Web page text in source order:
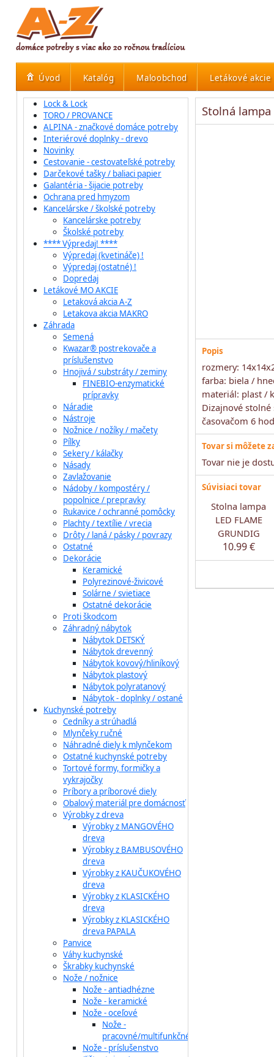
Úvod Katalóg Maloobchod Letákové akcie
Lock & Lock
TORO / PROVANCE
ALPINA - značkové domáce potreby
Interiérové doplnky - drevo
Novinky
Cestovanie - cestovateľské potreby
Darčekové tašky / baliaci papier
Galantéria - šijacie potreby
Ochrana pred hmyzom
Kancelárske / školské potreby
Kancelárske potreby
Školské potreby
**** Výpredaj! ****
Výpredaj (kvetináče) !
Výpredaj (ostatné) !
Dopredaj
Letákové MO AKCIE
Letaková akcia A-Z
Letakova akcia MAKRO
Záhrada
Semená
Kwazar® postrekovače a
príslušenstvo
Hnojivá / substráty / zeminy
FINEBIO-enzymatické
prípravky
Náradie
Nástroje
Nožnice / nožíky / mačety
Pílky
Sekery / kálačky
Násady
Zavlažovanie
Nádoby / kompostéry /
popolnice / prepravky
Rukavice / ochranné pomôcky
Plachty / textílie / vrecia
Drôty / laná / pásky / povrazy
Ostatné
Dekorácie
Keramické
Polyrezinové-živicové
Solárne / svietiace
Ostatné dekorácie
Proti škodcom
Záhradný nábytok
Nábytok DETSKÝ
Nábytok drevenný
Nábytok kovový/hliníkový
Nábytok plastový
Nábytok polyratanový
Nábytok - doplnky / ostané
Kuchynské potreby
Cedníky a strúhadlá
Mlynčeky ručné
Náhradné diely k mlynčekom
Ostatné kuchynské potreby
Tortové formy, formičky a
vykrajočky
Príbory a príborové diely
Obalový materiál pre domácnosť
Výrobky z dreva
Výrobky z MANGOVÉHO
dreva
Výrobky z BAMBUSOVÉHO
dreva
Výrobky z KAUČUKOVÉHO
dreva
Výrobky z KLASICKÉHO
dreva
Výrobky z KLASICKÉHO
dreva PAPALA
Panvice
Váhy kuchynské
Škrabky kuchynské
Nože / nožnice
Nože - antiadhézne
Nože - keramické
Nože - oceľové
Nože -
pracovné/multifunkčné
Nože - príslušenstvo
Stolná
Popis
rozmery:
farba: biela /
materiál: plast /
Dizajnové stolné
časovačom 6
Tovar si môžete
Tovar nie je
Súvisiaci tovar
Stolna lampa
LED FLAME
GRUNDIG
10.99 €